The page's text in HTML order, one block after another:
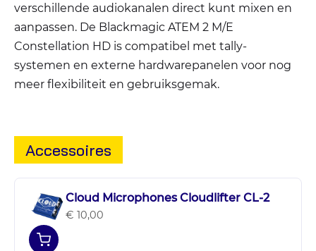
verschillende audiokanalen direct kunt mixen en
aanpassen. De Blackmagic ATEM 2 M/E
Constellation HD is compatibel met tally-
systemen en externe hardwarepanelen voor nog
meer flexibiliteit en gebruiksgemak.
Accessoires
Cloud Microphones Cloudlifter CL-2
€ 10,00